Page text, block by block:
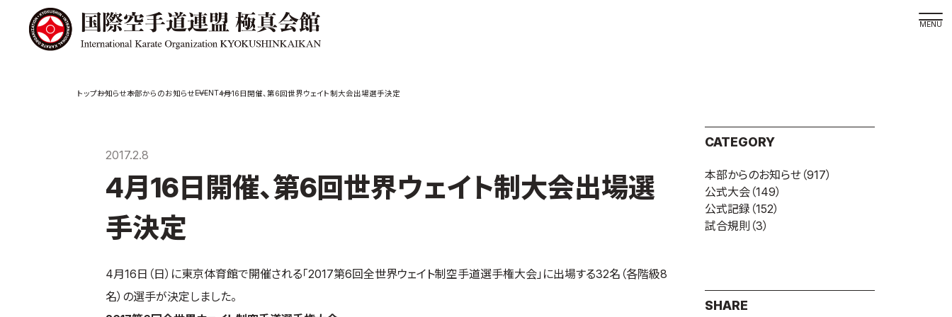
大山倍達総裁 紹
介
松井章奎館長 紹
介
極真の歴史
国際空手道連盟に
ついて
公式記録
試合規則
の方へ
一般の部・壮年部
お知らせ本部からのお知らせEVENT4月16日開催、第6回世界ウェイト制大会出場選手決定
2017.2.8
4月16日開催、第6回世界ウェイト制大会出場選
手決定
4月16日（日）に東京体育館で開催される「2017第6回全世界ウェイト制空手道選手権大会」に出場する32名（各階級8
名）の選手が決定しました。
CATEGORY
本部からのお知らせ （917）
公式大会 （149）
公式記録 （152）
試合規則 （3）
SHARE